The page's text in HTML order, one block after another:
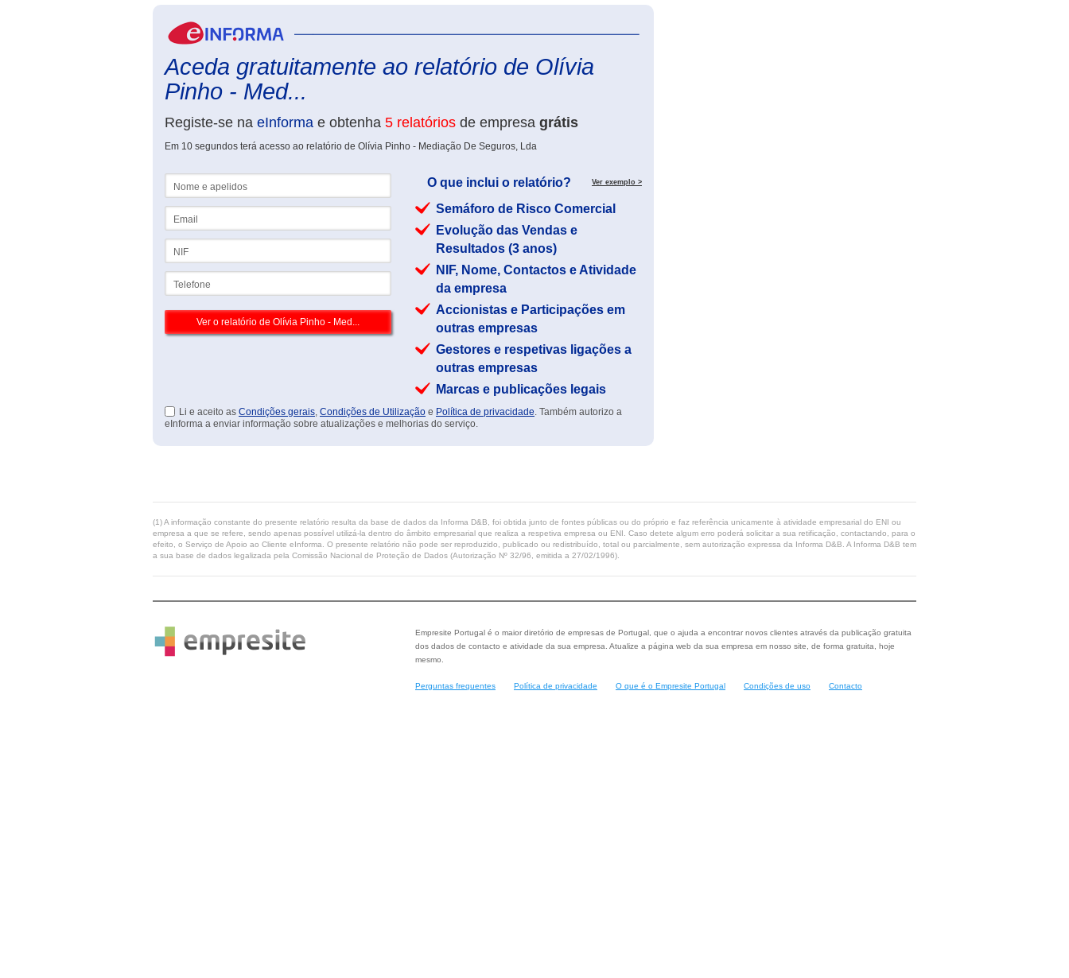
Aceda gratuitamente ao relatório de Olívia
Pinho - Med...
Registe-se na eInforma e obtenha 5 relatórios de empresa grátis
Em 10 segundos terá acesso ao relatório de Olívia Pinho - Mediação De Seguros, Lda
O que inclui o relatório? Ver exemplo >
Semáforo de Risco Comercial
Evolução das Vendas e
Resultados (3 anos)
NIF, Nome, Contactos e Atividade
da empresa
Accionistas e Participações em
outras empresas
Gestores e respetivas ligações a
outras empresas
Marcas e publicações legais
Li e aceito as Condições gerais, Condições de Utilização e Política de privacidade. Também autorizo a
eInforma a enviar informação sobre atualizações e melhorias do serviço.
(1) A informação constante do presente relatório resulta da base de dados da Informa D&B, foi obtida junto de fontes públicas ou do próprio e faz referência unicamente à atividade empresarial do ENI ou
empresa a que se refere, sendo apenas possível utilizá-la dentro do âmbito empresarial que realiza a respetiva empresa ou ENI. Caso detete algum erro poderá solicitar a sua retificação, contactando, para o
efeito, o Serviço de Apoio ao Cliente eInforma. O presente relatório não pode ser reproduzido, publicado ou redistribuído, total ou parcialmente, sem autorização expressa da Informa D&B. A Informa D&B tem
a sua base de dados legalizada pela Comissão Nacional de Proteção de Dados (Autorização Nº 32/96, emitida a 27/02/1996).
Empresite Portugal é o maior diretório de empresas de Portugal, que o ajuda a encontrar novos clientes através da publicação gratuita
dos dados de contacto e atividade da sua empresa. Atualize a página web da sua empresa em nosso site, de forma gratuita, hoje
mesmo.
Perguntas frequentes Política de privacidade O que é o Empresite Portugal Condições de uso Contacto